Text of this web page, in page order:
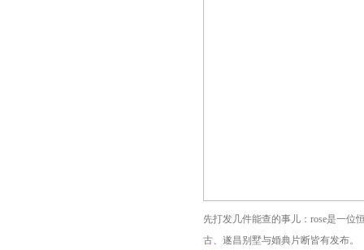
先打发几件能查的事儿：rose是一
古、遂昌别墅与婚典片断皆有发布。